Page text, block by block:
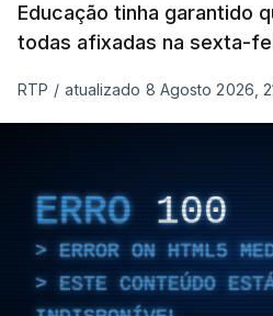
Educação tinha garantido
todas afixadas na sexta-
RTP / atualizado 8 Agosto 2026,
ERRO 100
ERROR ON HTML5
ESTE CONTEÚDO